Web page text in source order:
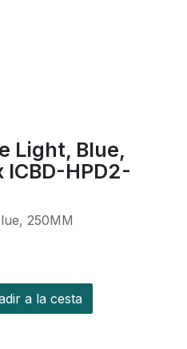
Light, Blue,
HPD2-
250MM
a la cesta